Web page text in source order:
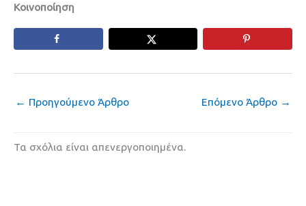
Κοινοποίηση
← Προηγούμενο Άρθρο Επόμενο Άρθρο →
Τα σχόλια είναι απενεργοποιημένα.